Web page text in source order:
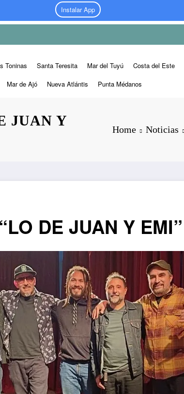
Instalar App
Toninas Santa Teresita Mar del Tuyú Costa del Este
Mar de Ajó Nueva Atlántis Punta Médanos
JUAN Y
Home Noticias
DE JUAN Y EMI”